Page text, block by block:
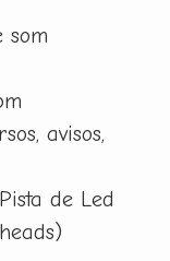
som
avisos,
de Led